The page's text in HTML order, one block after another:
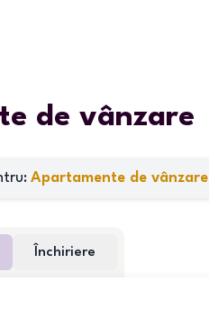
de vânzare
Apartamente de vânzare
Închiriere